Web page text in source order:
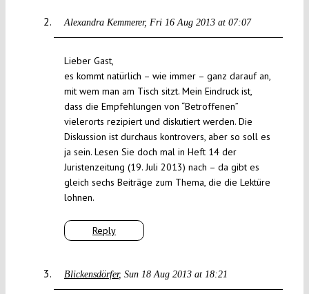
Alexandra Kemmerer Fri 16 Aug 2013 at 07:07
Reply
Lieber Gast,
es kommt natürlich – wie immer – ganz darauf an,
mit wem man am Tisch sitzt. Mein Eindruck ist,
dass die Empfehlungen von “Betroffenen”
vielerorts rezipiert und diskutiert werden. Die
Diskussion ist durchaus kontrovers, aber so soll es
ja sein. Lesen Sie doch mal in Heft 14 der
Juristenzeitung (19. Juli 2013) nach – da gibt es
gleich sechs Beiträge zum Thema, die die Lektüre
lohnen.
Blickensdörfer Sun 18 Aug 2013 at 18:21